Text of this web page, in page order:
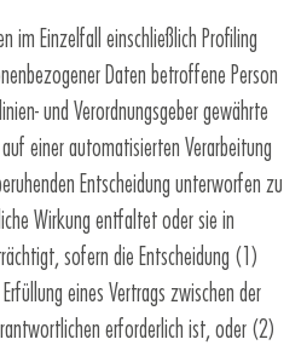
im Einzelfall einschließlich Profiling
Daten betroffene Person
und Verordnungsgeber gewährte
einer automatisierten Verarbeitung
Entscheidung unterworfen zu
Wirkung entfaltet oder sie in
sofern die Entscheidung (1)
eines Vertrags zwischen der
erforderlich ist, oder (2)